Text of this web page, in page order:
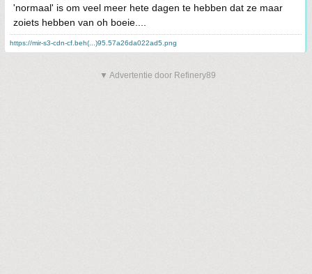
'normaal' is om veel meer hete dagen te hebben dat ze maar
zoiets hebben van oh boeie....
https://mir-s3-cdn-cf.beh(...)95.57a26da022ad5.png
▼ Advertentie door Refinery89